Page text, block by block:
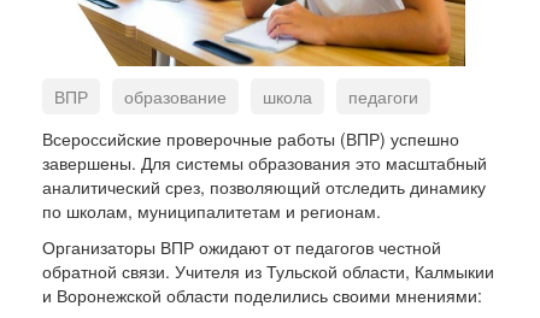
ВПР образование школа
педагоги
аналитика
Всероссийские проверочные работы (ВПР) успешно
завершены. Для системы образования это масштабный
аналитический срез, позволяющий отследить динамику
по школам, муниципалитетам и регионам.
Организаторы ВПР ожидают от педагогов честной
обратной связи. Учителя из Тульской области, Калмыкии
и Воронежской области поделились своими мнениями: